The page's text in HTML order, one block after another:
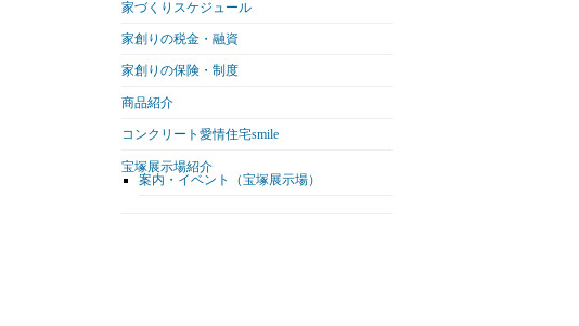
家づくりスケジュール
家創りの税金・融資
家創りの保険・制度
商品紹介
コンクリート愛情住宅smile
宝塚展示場紹介
案内・イベント（宝塚展示場）